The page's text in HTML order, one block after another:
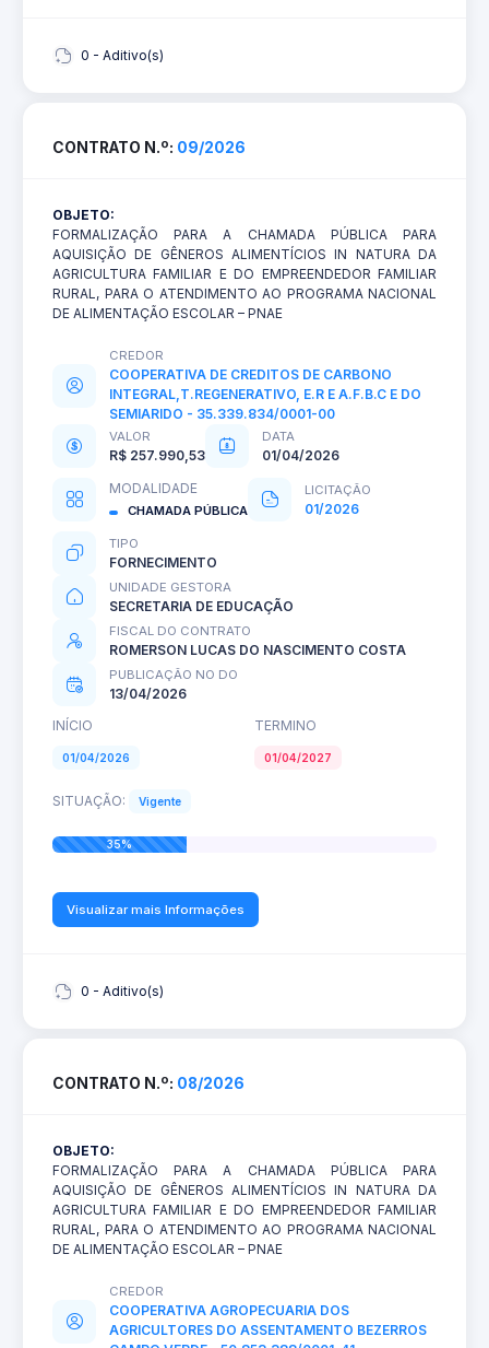
0 - Aditivo(s)
CONTRATO N.º: 09/2026
OBJETO:
FORMALIZAÇÃO PARA A CHAMADA PÚBLICA PARA
AQUISIÇÃO DE GÊNEROS ALIMENTÍCIOS IN NATURA DA
AGRICULTURA FAMILIAR E DO EMPREENDEDOR FAMILIAR
RURAL, PARA O ATENDIMENTO AO PROGRAMA NACIONAL
DE ALIMENTAÇÃO ESCOLAR – PNAE
CREDOR
COOPERATIVA DE CREDITOS DE CARBONO
INTEGRAL,T.REGENERATIVO, E.R E A.F.B.C E DO
SEMIARIDO - 35.339.834/0001-00
VALOR
R$ 257.990,53
DATA
01/04/2026
MODALIDADE
CHAMADA PÚBLICA
LICITAÇÃO
01/2026
TIPO
FORNECIMENTO
UNIDADE GESTORA
SECRETARIA DE EDUCAÇÃO
FISCAL DO CONTRATO
ROMERSON LUCAS DO NASCIMENTO COSTA
PUBLICAÇÃO NO DO
13/04/2026
INÍCIO
TERMINO
01/04/2026 01/04/2027
SITUAÇÃO: Vigente
35%
Visualizar mais Informações
0 - Aditivo(s)
CONTRATO N.º: 08/2026
OBJETO:
FORMALIZAÇÃO PARA A CHAMADA PÚBLICA PARA
AQUISIÇÃO DE GÊNEROS ALIMENTÍCIOS IN NATURA DA
AGRICULTURA FAMILIAR E DO EMPREENDEDOR FAMILIAR
RURAL, PARA O ATENDIMENTO AO PROGRAMA NACIONAL
DE ALIMENTAÇÃO ESCOLAR – PNAE
CREDOR
COOPERATIVA AGROPECUARIA DOS
AGRICULTORES DO ASSENTAMENTO BEZERROS